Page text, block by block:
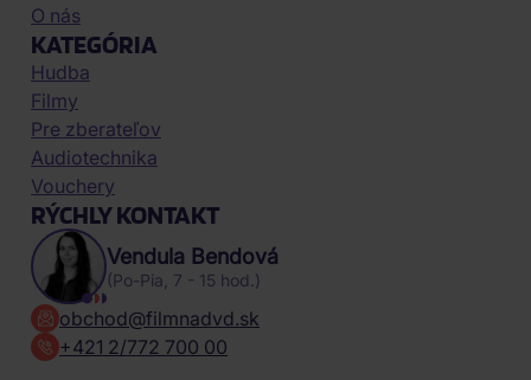
O nás
KATEGÓRIA
Hudba
Filmy
Pre zberateľov
Audiotechnika
Vouchery
RÝCHLY KONTAKT
Vendula Bendová
(Po-Pia, 7 - 15 hod.)
obchod@filmnadvd.sk
+421 2/772 700 00